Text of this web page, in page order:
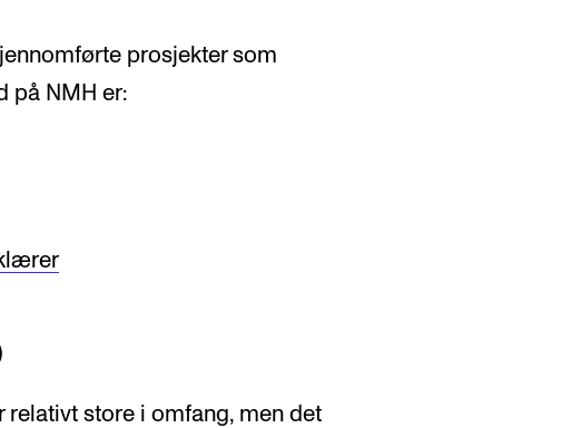
prosjekter som
på NMH er:
relativt store i omfang, men det